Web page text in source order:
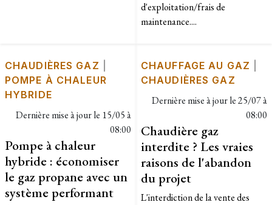
d'exploitation/frais de
maintenance....
CHAUDIÈRES GAZ
POMPE À CHALEUR
HYBRIDE
Dernière mise à jour le 15/05 à
08:00
Pompe à chaleur
hybride : économiser
le gaz propane avec un
système performant
CHAUFFAGE AU GAZ
CHAUDIÈRES GAZ
Dernière mise à jour le25/07 à
08:00
Chaudière gaz
interdite ? Les vraies
raisons de l'abandon
du projet
L'interdiction de la vente des